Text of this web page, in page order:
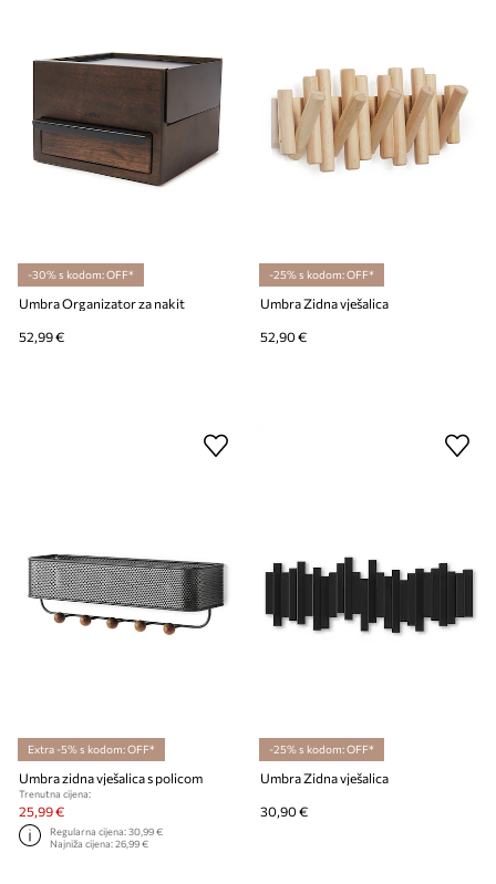
-30% s kodom: OFF*
Umbra Organizator za nakit
52,99 €
-25% s kodom: OFF*
Umbra Zidna vješalica
52,90 €
Extra -5% s kodom: OFF*
Umbra zidna vješalica s policom
Trenutna cijena:
25,99 €
Regularna cijena:30,99 €
Najniža cijena:26,99 €
-25% s kodom: OFF*
Umbra Zidna vješalica
30,90 €